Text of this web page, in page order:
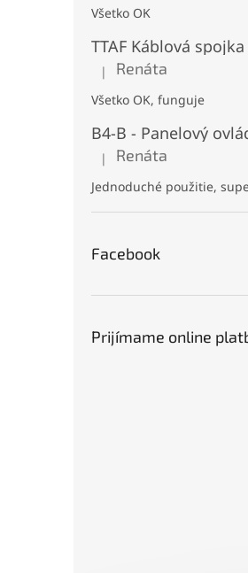
Všetko OK
Hodnotenie produktu je 5
| Renáta
Všetko OK, funguje
Hodnotenie produktu je 5
| Renáta
Jednoduché použitie,
Facebook
Prijímame online